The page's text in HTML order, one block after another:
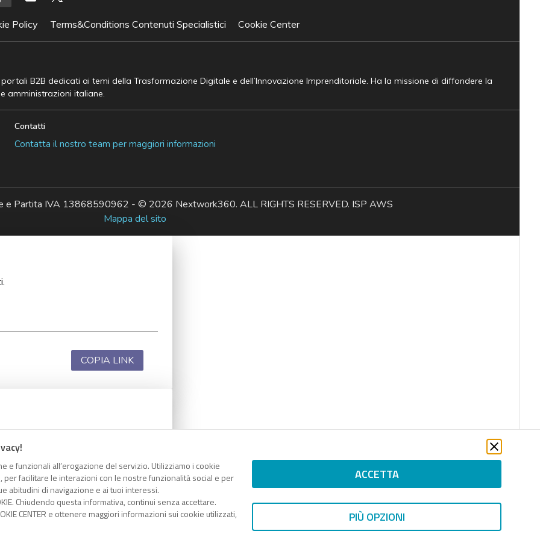
e funzionali all’erogazione del servizio. Utilizziamo i cookie
facilitare le interazioni con le nostre funzionalità social e per
abitudini di navigazione e ai tuoi interessi.
Chiudendo questa informativa, continui senza accettare.
CENTER e ottenere maggiori informazioni sui cookie utilizzati,
ACCETTA
PIÙ OPZIONI
Policy Terms&Conditions Contenuti Specialistici Cookie Center
B2B dedicati ai temi della Trasformazione Digitale e dell’Innovazione Imprenditoriale. Ha la missione di diffondere la
amministrazioni italiane.
Contatti
Contatta il nostro team per maggiori informazioni
e Partita IVA 13868590962 - © 2026 Nextwork360. ALL RIGHTS RESERVED. ISP AWS
Mappa del sito
COPIA LINK
COPIA LINK